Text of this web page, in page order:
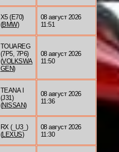
X5 (E70)
(BMW)
08 август 2026
11:51
TOUAREG
(7P5, 7P6)
(VOLKSWA
GEN)
08 август 2026
11:50
TEANA I
(J31)
(NISSAN)
08 август 2026
11:36
RX (_U3_)
(LEXUS)
08 август 2026
11:30